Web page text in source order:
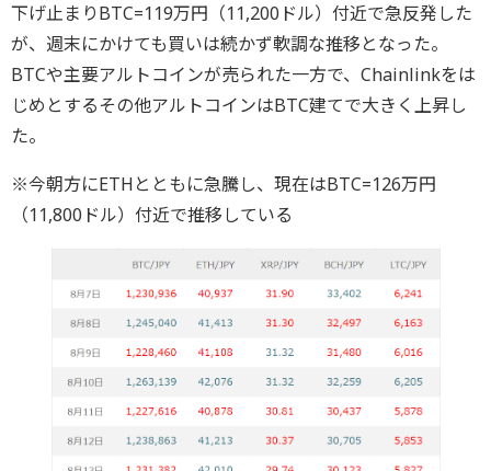
下げ止まりBTC=119万円（11,200ドル）付近で急反発した
が、週末にかけても買いは続かず軟調な推移となった。
BTCや主要アルトコインが売られた一方で、Chainlinkをは
じめとするその他アルトコインはBTC建てで大きく上昇し
た。
※今朝方にETHとともに急騰し、現在はBTC=126万円
（11,800ドル）付近で推移している